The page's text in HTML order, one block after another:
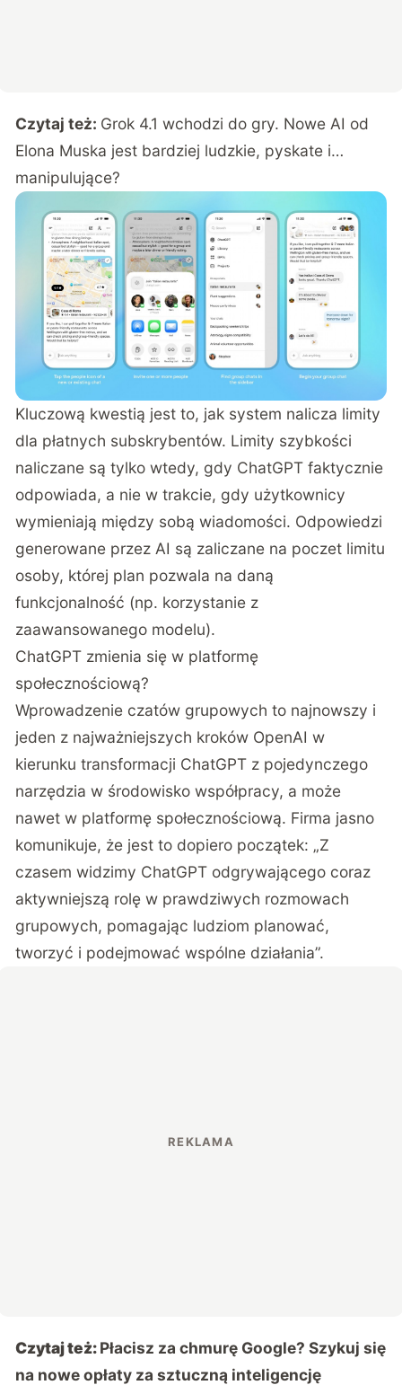
Czytaj też: Grok 4.1 wchodzi do gry. Nowe AI od
Elona Muska jest bardziej ludzkie, pyskate i…
manipulujące?
Kluczową kwestią jest to, jak system nalicza limity
dla płatnych subskrybentów. Limity szybkości
naliczane są tylko wtedy, gdy ChatGPT faktycznie
odpowiada, a nie w trakcie, gdy użytkownicy
wymieniają między sobą wiadomości. Odpowiedzi
generowane przez AI są zaliczane na poczet limitu
osoby, której plan pozwala na daną
funkcjonalność (np. korzystanie z
zaawansowanego modelu).
ChatGPT zmienia się w platformę
społecznościową?
Wprowadzenie czatów grupowych to najnowszy i
jeden z najważniejszych kroków OpenAI w
kierunku transformacji ChatGPT z pojedynczego
narzędzia w środowisko współpracy, a może
nawet w platformę społecznościową. Firma jasno
komunikuje, że jest to dopiero początek: „Z
czasem widzimy ChatGPT odgrywającego coraz
aktywniejszą rolę w prawdziwych rozmowach
grupowych, pomagając ludziom planować,
tworzyć i podejmować wspólne działania”.
Czytaj też:Płacisz za chmurę Google? Szykuj się
na nowe opłaty za sztuczną inteligencję